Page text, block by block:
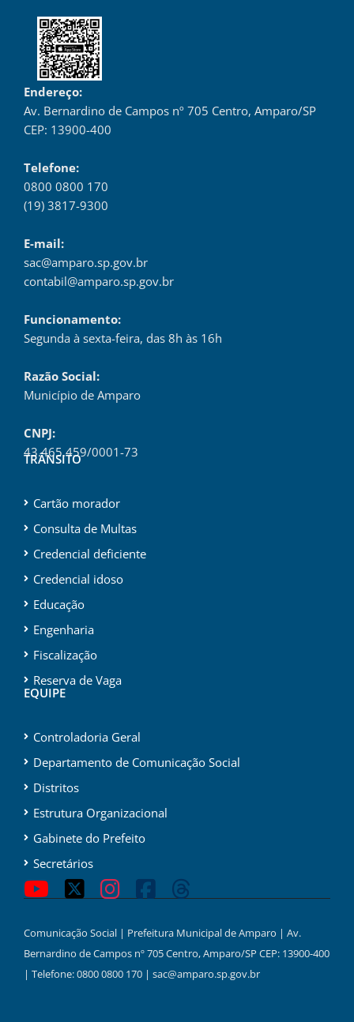
Endereço:
Av. Bernardino de Campos nº 705 Centro, Amparo/SP
CEP: 13900-400
Telefone:
0800 0800 170
(19) 3817-9300
E-mail:
sac@amparo.sp.gov.br
contabil@amparo.sp.gov.br
Funcionamento:
Segunda à sexta-feira, das 8h às 16h
Razão Social:
Município de Amparo
CNPJ:
43.465.459/0001-73
TRÂNSITO
Cartão morador
Consulta de Multas
Credencial deficiente
Credencial idoso
Educação
Engenharia
Fiscalização
Reserva de Vaga
EQUIPE
Controladoria Geral
Departamento de Comunicação Social
Distritos
Estrutura Organizacional
Gabinete do Prefeito
Secretários
Comunicação Social | Prefeitura Municipal de Amparo | Av.
Bernardino de Campos nº 705 Centro, Amparo/SP CEP: 13900-400
| Telefone: 0800 0800 170 | sac@amparo.sp.gov.br